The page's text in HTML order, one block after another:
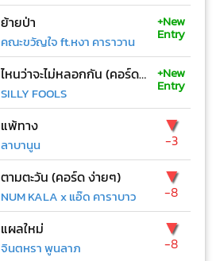
ย้ายป่า
คณะขวัญใจ ft.หงา คาราวาน
+New
Entry
ไหนว่าจะไม่หลอกกัน (คอร์ด ง่ายๆ)
SILLY FOOLS
+New
Entry
แพ้ทาง
ลาบานูน
▼
-3
ตามตะวัน (คอร์ด ง่ายๆ)
NUM KALA x แอ๊ด คาราบาว
▼
-8
แผลใหม่
จินตหรา พูนลาภ
▼
-8